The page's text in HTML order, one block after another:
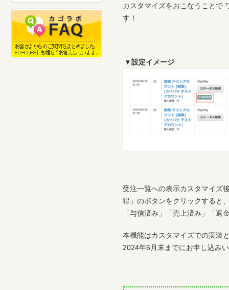
カスタマイズをおこなうことで
す！
▼設定イメージ
受注一覧への表示カスタマイズ
得」のボタンをクリックすると
「与信済み」「売上済み」「
本機能はカスタマイズでの実装
2024年6月末までにお申し込み